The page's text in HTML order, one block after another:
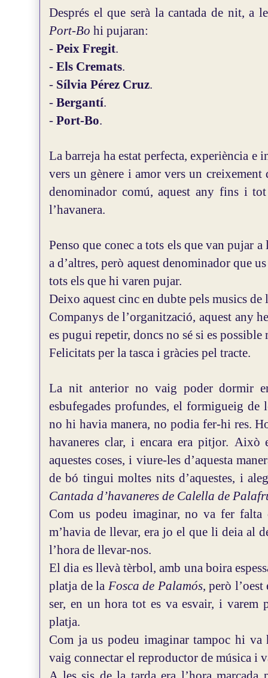
Després el que serà la cantada de nit, a
Port-Bo hi pujaran:
- Peix Fregit.
- Els Cremats.
- Sílvia Pérez Cruz.
- Bergantí.
- Port-Bo.
La barreja ha estat perfecta, experiència
vers un gènere i amor vers un
denominador comú, aquest any fins i
l’havanera.
Penso que conec a tots els que van pujar a
a d’altres, però aquest denominador que
tots els que hi varen pujar.
Deixo aquest cinc en dubte pels musics de
Companys de l’organització, aquest any
es pugui repetir, doncs no sé si es
Felicitats per la tasca i gràcies pel tracte.
La nit anterior no vaig poder dormir
esbufegades profundes, el formigueig de
no hi havia manera, no podia fer-hi res.
havaneres clar, i encara era pitjor. Això
aquestes coses, i viure-les d’aquesta
de bó tingui moltes nits d’aquestes, i
Cantada d’havaneres de Calella de
Com us podeu imaginar, no va fer falta
m’havia de llevar, era jo el que li deia al
l’hora de llevar-nos.
El dia es llevà tèrbol, amb una boira
platja de la Fosca de Palamós, però
ser, en un hora tot es va esvair, i
platja.
Com ja us podeu imaginar tampoc hi va
vaig connectar el reproductor de música i